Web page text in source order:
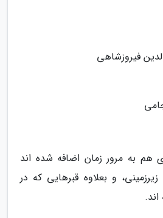
فیروزشاهی
هم به مرور زمان اضافه شده اند
و بعلاوه قبرهایی که در
اند.